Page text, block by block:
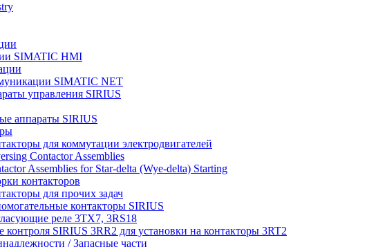
SIMATIC HMI
SIMATIC NET
управления SIRIUS
аппараты SIRIUS
для коммутации электродвигателей
Contactor Assemblies
Assemblies for Star-delta (Wye-delta) Starting
контакторов
для прочих задач
контакторы SIRIUS
реле 3TX7, 3RS18
контроля SIRIUS 3RR2 для установки на контакторы 3RT2
/ Запасные части